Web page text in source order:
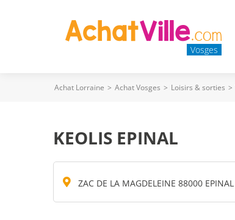
Vosges
Achat Lorraine > Achat Vosges > Loisirs & sorties >
KEOLIS EPINAL
ZAC DE LA MAGDELEINE 88000 EPINAL